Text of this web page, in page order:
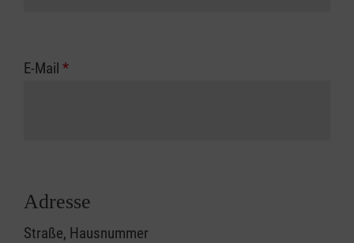
E-Mail *
Adresse
Straße, Hausnummer